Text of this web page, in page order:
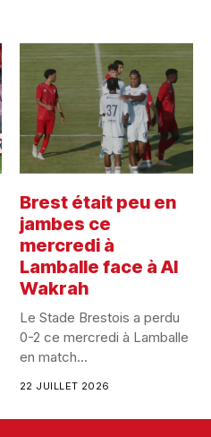
Brest était peu en
jambes ce
mercredi à
Lamballe face à Al
Wakrah
Le Stade Brestois a perdu
0-2 ce mercredi à Lamballe
en match...
22 JUILLET 2026